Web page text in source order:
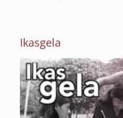
Ikasgela